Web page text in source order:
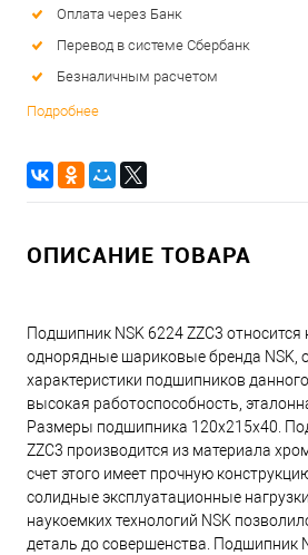
Оплата через Банк
Перевод в системе Сбербанк
Безналичным расчетом
Подробнее
ОПИСАНИЕ ТОВАРА
Подшипник NSK 6224 ZZC3
однорядные шариковые бренда NSK,
характеристики подшипников
высокая работоспособность,
Размеры подшипника 120x215x40.
ZZC3 производится из материала
счет этого имеет прочную
солидные эксплуатационные
наукоемких технологий NSK
деталь до совершенства. Подшипник